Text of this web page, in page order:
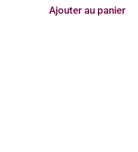
Ajouter au panier